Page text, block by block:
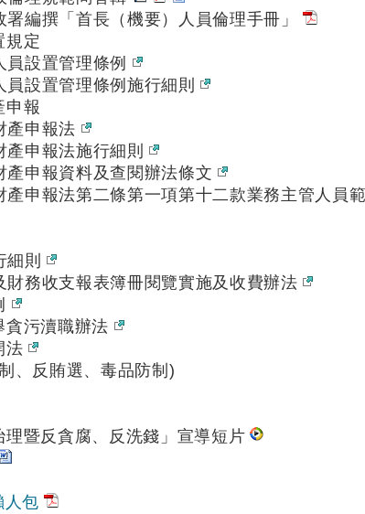
署編撰「首長（機要）人員倫理手冊」
規定
員設置管理條例
員設置管理條例施行細則
申報
產申報法
產申報法施行細則
產申報資料及查閱辦法條文
產申報法第二條第一項第十二款業務主管人員
細則
財務收支報表簿冊閱覽實施及收費辦法
貪污瀆職辦法
法
、反賄選、毒品防制)
理暨反貪腐、反洗錢」宣導短片
人包